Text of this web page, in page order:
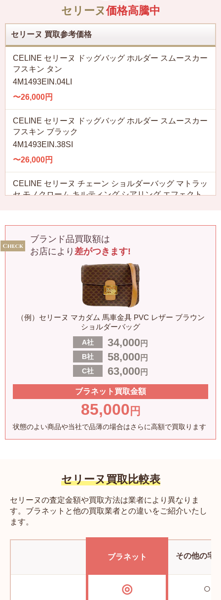
セリーヌ価格高騰中
セリーヌ 買取参考価格
CELINE セリーヌ ドッグバッグ ホルダー スムースカー
フスキン タン
4M1493EIN.04LI
〜26,000円
CELINE セリーヌ ドッグバッグ ホルダー スムースカー
フスキン ブラック
4M1493EIN.38SI
〜26,000円
CELINE セリーヌ チェーン ショルダーバッグ マトラッ
セ モノクローム キルティング シアリング エフェクト
〜272,000円
CELINE セリーヌ ドレープ入りドレス レーヨン シャン
CELINE セリーヌ バレッタ付きドレープドレス シルク
CELINE セリーヌ ミニマルなドレープドレス シルクカ
〜223,000円
CELINE セリーヌ ジョガーパンツ カシミア キャメル
2A41Z402P.02CM
CELINE セリーヌ スクエアカレ シルクツイル バニラ
ブランド品買取額は
お店により 差がつきます!
（例）セリーヌ マカダム 馬車金具 PVC レザー ブラウン
ショルダーバッグ
A社 34,000円
B社 58,000円
C社 63,000円
ブラネット買取金額
85,000 円
状態のよい商品や当社で品薄の場合はさらに高額で買取ります
セリーヌ買取比較表
セリーヌの査定金額や買取方法は業者により異なりま
す。ブラネットと他の買取業者との違いをご紹介いたし
ます。
ブラネット その他の宅
◎ ○